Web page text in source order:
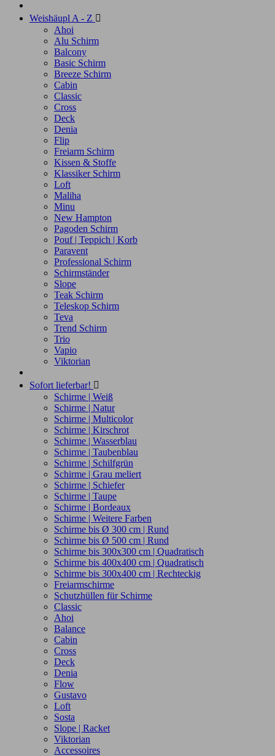
Weishäupl A - Z 
Ahoi
Alu Schirm
Balcony
Basic Schirm
Breeze Schirm
Cabin
Classic
Cross
Deck
Denia
Flip
Freiarm Schirm
Kissen & Stoffe
Klassiker Schirm
Loft
Maliha
Minu
New Hampton
Pagoden Schirm
Pouf | Teppich | Korb
Paravent
Professional Schirm
Schirmständer
Slope
Teak Schirm
Teleskop Schirm
Teva
Trend Schirm
Trio
Vapio
Viktorian
Sofort lieferbar! 
Schirme | Weiß
Schirme | Natur
Schirme | Multicolor
Schirme | Kirschrot
Schirme | Wasserblau
Schirme | Taubenblau
Schirme | Schilfgrün
Schirme | Grau meliert
Schirme | Schiefer
Schirme | Taupe
Schirme | Bordeaux
Schirme | Weitere Farben
Schirme bis Ø 300 cm | Rund
Schirme bis Ø 500 cm | Rund
Schirme bis 300x300 cm | Quadratisch
Schirme bis 400x400 cm | Quadratisch
Schirme bis 300x400 cm | Rechteckig
Freiarmschirme
Schutzhüllen für Schirme
Classic
Ahoi
Balance
Cabin
Cross
Deck
Denia
Flow
Gustavo
Loft
Sosta
Slope | Racket
Viktorian
Accessoires